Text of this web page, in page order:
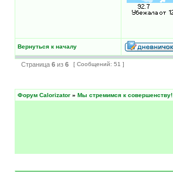
Вернуться к началу
Страница 6 из 6 [ Сообщений: 51 ]
Форум Calorizator » Мы стремимся к совершенству!